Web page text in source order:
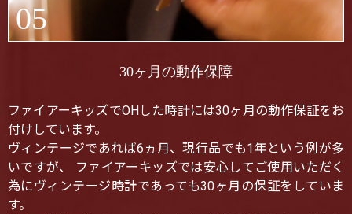
05
30ヶ月の動作保障
ファイアーキッズでOHした時計には30ヶ月の動作保証をお
付けしています。
ヴィンテージであれば6ヵ月、現行品でも1年という例が多
いですが、 ファイアーキッズでは安心してご使用いただく
為にヴィンテージ時計であっても30ヶ月の保証をしていま
す。